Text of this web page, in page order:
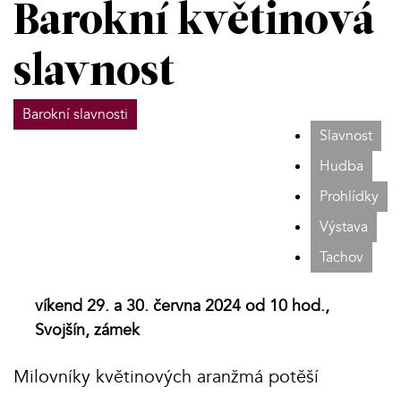
Barokní květinová
slavnost
Barokní slavnosti
Slavnost
Hudba
Prohlídky
Výstava
Tachov
víkend 29. a 30. června 2024 od 10 hod.,
Svojšín, zámek
Milovníky květinových aranžmá potěší